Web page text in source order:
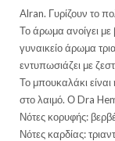
Alran. Γυρίζουν το
Το άρωμα ανοίγει με
γυναικείο άρωμα
εντυπωσιάζει με
Το μπουκαλάκι
στο λαιμό. Ο Dra
Νότες κορυφής:
Νότες καρδίας: